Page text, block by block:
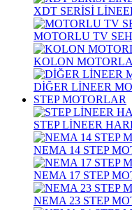
XDT SERİSİ
MOTORLU TV
KOLON
DİĞER LİNEER
STEP MOTORLAR
STEP LİNEER
NEMA 14 STEP
NEMA 17 STEP
NEMA 23 STEP